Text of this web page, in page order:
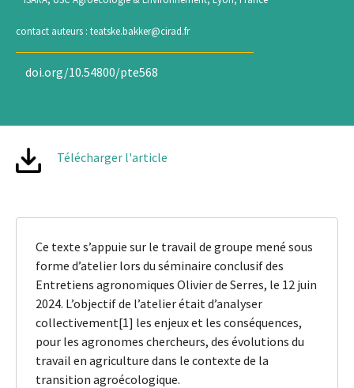
contact auteurs : teatske.bakker@cirad.fr
doi.org/10.54800/pte568
Télécharger l'article
Ce texte s’appuie sur le travail de groupe mené sous
forme d’atelier lors du séminaire conclusif des
Entretiens agronomiques Olivier de Serres, le 12 juin
2024. L’objectif de l’atelier était d’analyser
collectivement[1] les enjeux et les conséquences,
pour les agronomes chercheurs, des évolutions du
travail en agriculture dans le contexte de la
transition agroécologique.